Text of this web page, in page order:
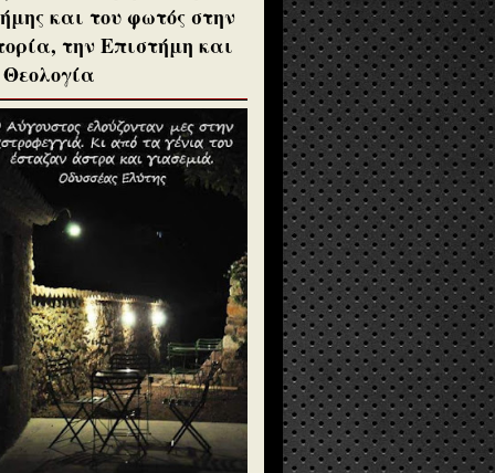
και του φωτός στην
την Επιστήμη και